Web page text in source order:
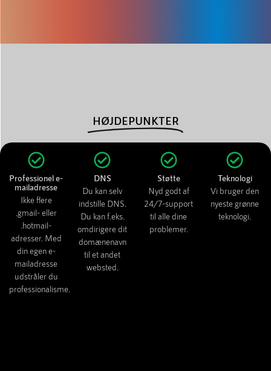
Professionel e-
mailadresse
Ikke flere
.gmail- eller
.hotmail-
adresser. Med
din egen e-
mailadresse
udstråler du
professionalisme.
DNS
Du kan selv
indstille DNS.
Du kan f.eks.
omdirigere dit
domænenavn
til et andet
websted.
Støtte
Nyd godt af
24/7-support
til alle dine
problemer.
Teknologi
Vi bruger den
nyeste grønne
teknologi.
HØJDEPUNKTER